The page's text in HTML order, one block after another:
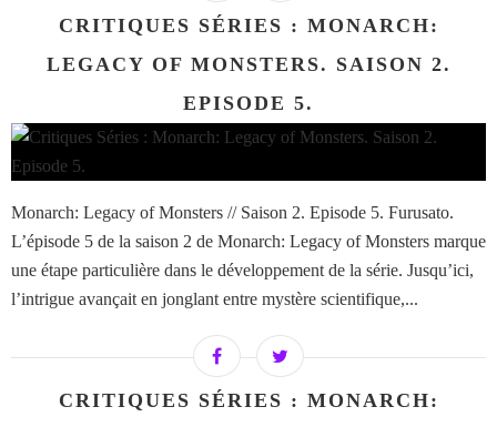
CRITIQUES SÉRIES : MONARCH:
LEGACY OF MONSTERS. SAISON 2.
EPISODE 5.
Monarch: Legacy of Monsters // Saison 2. Episode 5. Furusato.
L’épisode 5 de la saison 2 de Monarch: Legacy of Monsters marque
une étape particulière dans le développement de la série. Jusqu’ici,
l’intrigue avançait en jonglant entre mystère scientifique,...
CRITIQUES SÉRIES : MONARCH: